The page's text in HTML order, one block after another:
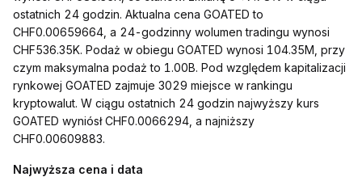
ostatnich 24 godzin. Aktualna cena GOATED to
CHF0.00659664, a 24-godzinny wolumen tradingu wynosi
CHF536.35K. Podaż w obiegu GOATED wynosi 104.35M, przy
czym maksymalna podaż to 1.00B. Pod względem kapitalizacji
rynkowej GOATED zajmuje 3029 miejsce w rankingu
kryptowalut. W ciągu ostatnich 24 godzin najwyższy kurs
GOATED wyniósł CHF0.0066294, a najniższy
CHF0.00609883.
Najwyższa cena i data